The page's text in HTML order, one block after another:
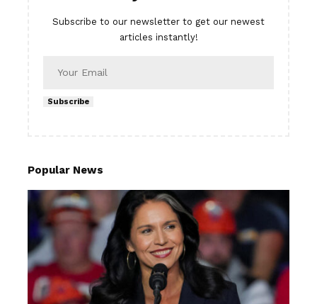
Subscribe to our newsletter to get our newest
articles instantly!
Subscribe
Popular News